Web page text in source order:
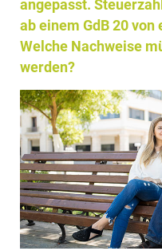
angepasst.
ab einem GdB 20
Welche Nachweise
werden?